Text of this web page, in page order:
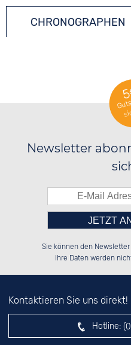
CHRONOGRAPHEN
Newsletter
░░░░██░░██░░░░░░░░░░██░░░░░░██░░
░░████░░██████░░░░████░░░░████░░
░░░░██░░░░░░██░░░░░░██░░░░░░██░░
Sie können den
Ihre Daten werden
Kontaktieren Sie uns direkt!
Hotline: